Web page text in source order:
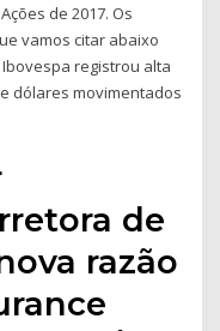
de 2017. Os
vamos citar abaixo
registrou alta
dólares movimentados
de
razão